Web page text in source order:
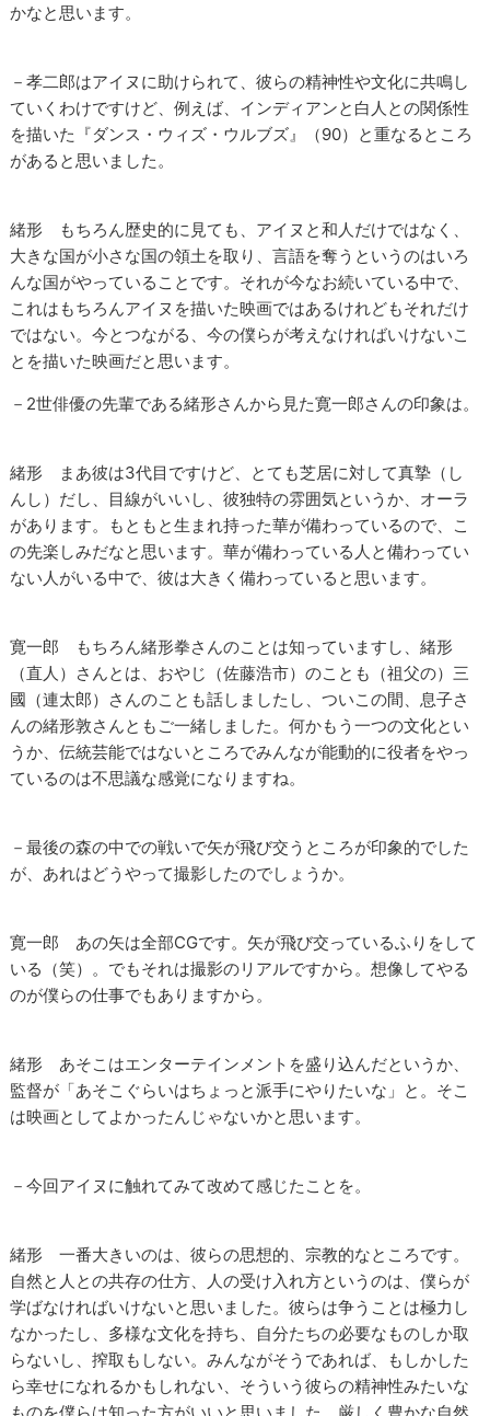
かなと思います。
－孝二郎はアイヌに助けられて、彼らの精神性や文化に共鳴し
ていくわけですけど、例えば、インディアンと白人との関係性
を描いた『ダンス・ウィズ・ウルブズ』（90）と重なるところ
があると思いました。
緒形 もちろん歴史的に見ても、アイヌと和人だけではなく、
大きな国が小さな国の領土を取り、言語を奪うというのはいろ
んな国がやっていることです。それが今なお続いている中で、
これはもちろんアイヌを描いた映画ではあるけれどもそれだけ
ではない。今とつながる、今の僕らが考えなければいけないこ
とを描いた映画だと思います。
－2世俳優の先輩である緒形さんから見た寛一郎さんの印象は。
緒形 まあ彼は3代目ですけど、とても芝居に対して真摯（し
んし）だし、目線がいいし、彼独特の雰囲気というか、オーラ
があります。もともと生まれ持った華が備わっているので、こ
の先楽しみだなと思います。華が備わっている人と備わってい
ない人がいる中で、彼は大きく備わっていると思います。
寛一郎 もちろん緒形拳さんのことは知っていますし、緒形
（直人）さんとは、おやじ（佐藤浩市）のことも（祖父の）三
國（連太郎）さんのことも話しましたし、ついこの間、息子さ
んの緒形敦さんともご一緒しました。何かもう一つの文化とい
うか、伝統芸能ではないところでみんなが能動的に役者をやっ
ているのは不思議な感覚になりますね。
－最後の森の中での戦いで矢が飛び交うところが印象的でした
が、あれはどうやって撮影したのでしょうか。
寛一郎 あの矢は全部CGです。矢が飛び交っているふりをして
いる（笑）。でもそれは撮影のリアルですから。想像してやる
のが僕らの仕事でもありますから。
緒形 あそこはエンターテインメントを盛り込んだというか、
監督が「あそこぐらいはちょっと派手にやりたいな」と。そこ
は映画としてよかったんじゃないかと思います。
－今回アイヌに触れてみて改めて感じたことを。
緒形 一番大きいのは、彼らの思想的、宗教的なところです。
自然と人との共存の仕方、人の受け入れ方というのは、僕らが
学ばなければいけないと思いました。彼らは争うことは極力し
なかったし、多様な文化を持ち、自分たちの必要なものしか取
らないし、搾取もしない。みんながそうであれば、もしかした
ら幸せになれるかもしれない、そういう彼らの精神性みたいな